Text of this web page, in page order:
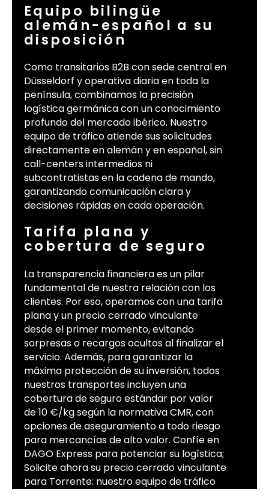
Equipo bilingüe
alemán-español a su
disposición
Como transitarios B2B con sede central en
Düsseldorf y operativa diaria en toda la
península, combinamos la precisión
logística germánica con un conocimiento
profundo del mercado ibérico. Nuestro
equipo de tráfico atiende sus solicitudes
directamente en alemán y en español, sin
call-centers intermedios ni
subcontratistas en la cadena de mando,
garantizando comunicación clara y
decisiones rápidas en cada operación.
Tarifa plana y
cobertura de seguro
La transparencia financiera es un pilar
fundamental de nuestra relación con los
clientes. Por eso, operamos con una tarifa
plana y un precio cerrado vinculante
desde el primer momento, evitando
sorpresas o recargos ocultos al finalizar el
servicio. Además, para garantizar la
máxima protección de su inversión, todos
nuestros transportes incluyen una
cobertura de seguro estándar por valor
de 10 €/kg según la normativa CMR, con
opciones de aseguramiento a todo riesgo
para mercancías de alto valor. Confíe en
DAGO Express para potenciar su logística;
Solicite ahora su precio cerrado vinculante
para Torrente: nuestro equipo de tráfico